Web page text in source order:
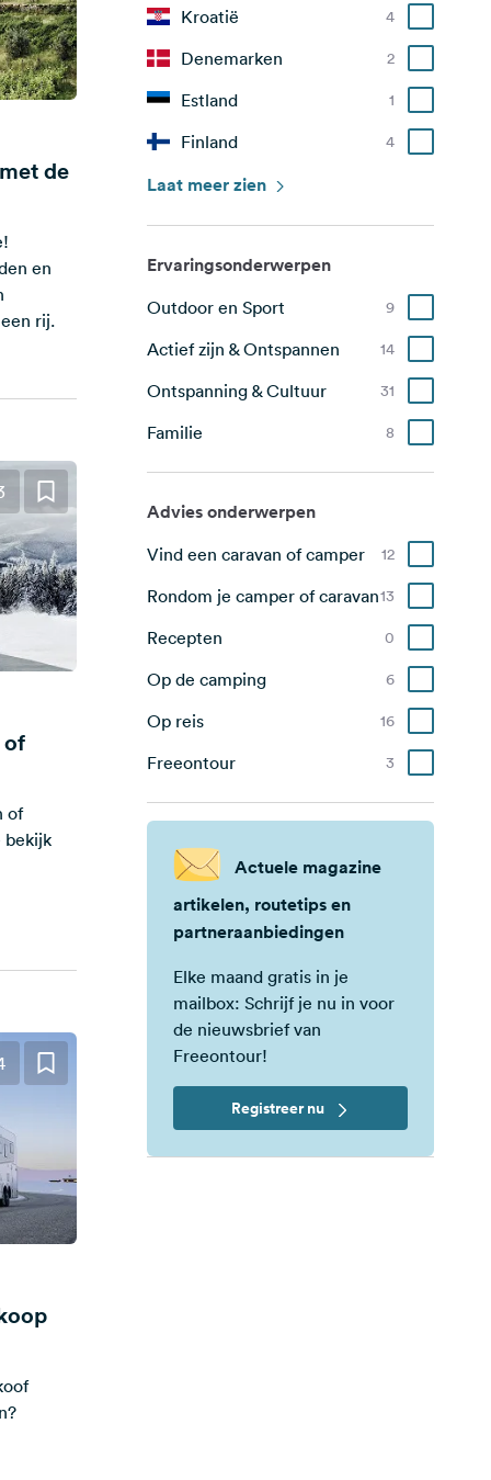
de
en
rij.
of
of
bekijk
Kroatië 4
Denemarken 2
Estland 1
Finland 4
Frankrijk
Duitsland 18
Griekenland
Italië 18
Nederland 3
Noorwegen 5
Polen 1
Roemenië 1
Spanje
Zweden 12
Zwitserland 3
Verenigd Koninkrijk 1
Portugal 4
Laat meer zien
Ervaringsonderwerpen
Outdoor en Sport 9
Actief zijn & Ontspannen 14
Ontspanning & Cultuur 31
Familie 8
Advies onderwerpen
Vind een caravan of camper 12
Rondom je camper of caravan13
Recepten 0
Op de camping 6
Op reis 16
Freeontour 3
Actuele magazine
artikelen, routetips en
partneraanbiedingen
Elke maand gratis in je
mailbox: Schrijf je nu in voor
de nieuwsbrief van
Freeontour!
Registreer nu